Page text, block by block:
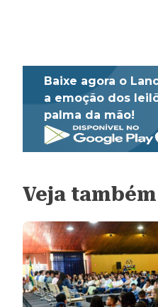
Baixe agora o
a emoção dos
palma da mão!
Veja também